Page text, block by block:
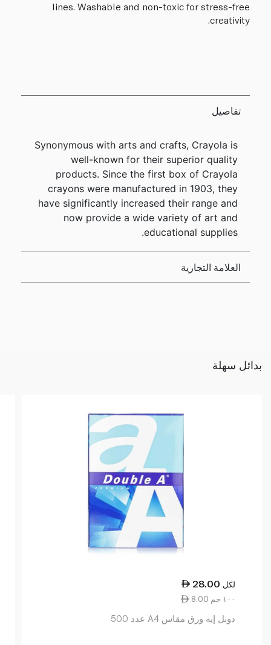
lines. Washable and non-toxic for stress-free
creativity.
تفاصيل
Synonymous with arts and crafts, Crayola is
well-known for their superior quality
products. Since the first box of Crayola
crayons were manufactured in 1903, they
have significantly increased their range and
now provide a wide variety of art and
educational supplies.
العلامة التجارية
بدائل سهلة
28.00 لكل
8.00 ١٠٠ جم
دوبل إيه ورق مقاس A4 عدد 500